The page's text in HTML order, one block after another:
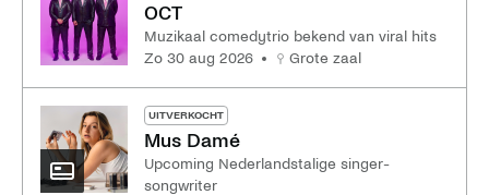
OCT
Muzikaal comedytrio bekend van viral hits
zo 30 aug 2026
Grote zaal
UITVERKOCHT
Mus Damé
Upcoming Nederlandstalige singer-
songwriter